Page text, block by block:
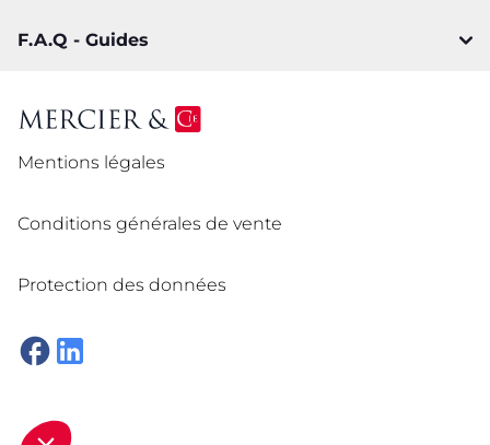
F.A.Q - Guides
Mentions légales
Conditions générales de vente
Protection des données